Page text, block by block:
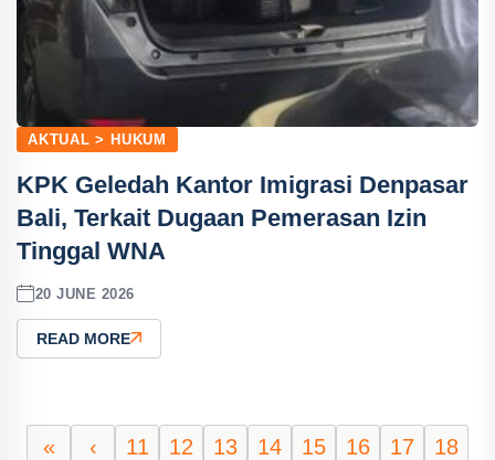
AKTUAL > HUKUM
KPK Geledah Kantor Imigrasi Denpasar
Bali, Terkait Dugaan Pemerasan Izin
Tinggal WNA
20 JUNE 2026
READ MORE
« ‹ 11 12 13 14 15 16 17
18